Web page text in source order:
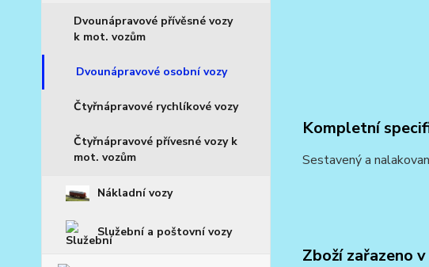
Dvounápravové přívěsné vozy
k mot. vozům
Dvounápravové osobní vozy
Čtyřnápravové rychlíkové vozy
Čtyřnápravové přívesné vozy k
mot. vozům
Nákladní vozy
Služební a poštovní vozy
Kompletní
Sestavený a
Zboží zařazeno